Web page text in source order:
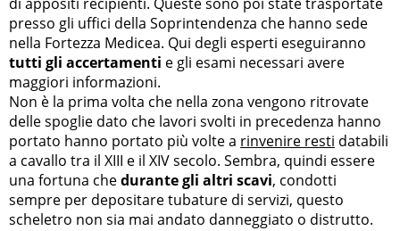
presso gli uffici della Soprintendenza che hanno sede
nella Fortezza Medicea. Qui degli esperti eseguiranno
tutti gli accertamenti e gli esami necessari avere
maggiori informazioni.
Non è la prima volta che nella zona vengono ritrovate
delle spoglie dato che lavori svolti in precedenza hanno
portato hanno portato più volte a rinvenire resti databili
a cavallo tra il XIII e il XIV secolo. Sembra, quindi essere
una fortuna chedurante gli altri scavi, condotti
sempre per depositare tubature di servizi, questo
scheletro non sia mai andato danneggiato o distrutto.